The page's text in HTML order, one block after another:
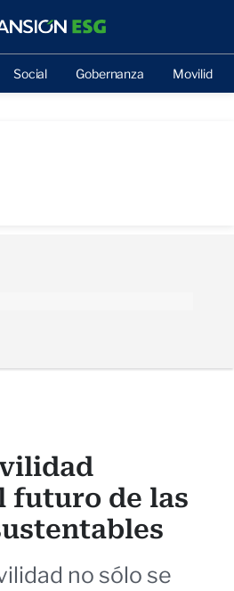
Social Gobernanza Movilidad
futuro de las
no sólo se